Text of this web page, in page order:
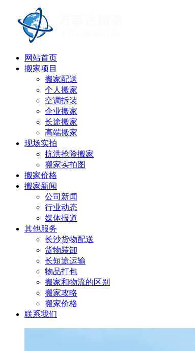
网站首页
搬家项目
搬家配送
个人搬家
空调拆装
企业搬家
长途搬家
高端搬家
现场实拍
抗洪抢险搬家
搬家实拍图
搬家价格
搬家新闻
公司新闻
行业动态
媒体报道
其他服务
长沙货物配送
货物装卸
长短途运输
物品打包
搬家和物流的区别
搬家攻略
搬家价格
联系我们